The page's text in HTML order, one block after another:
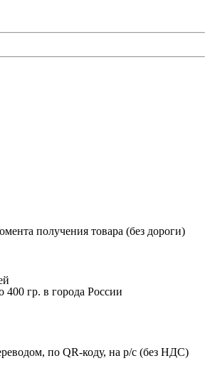
получения товара (без дороги)
400 гр. в города России
по QR-коду, на р/с (без НДС)